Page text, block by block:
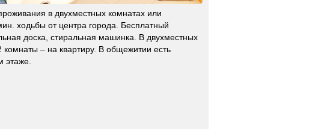
в двухместных комнатах или
ходьбы от центра города. Бесплатный
доска, стиральная машинка. В двухместных
– на квартиру. В общежитии есть
этаже.